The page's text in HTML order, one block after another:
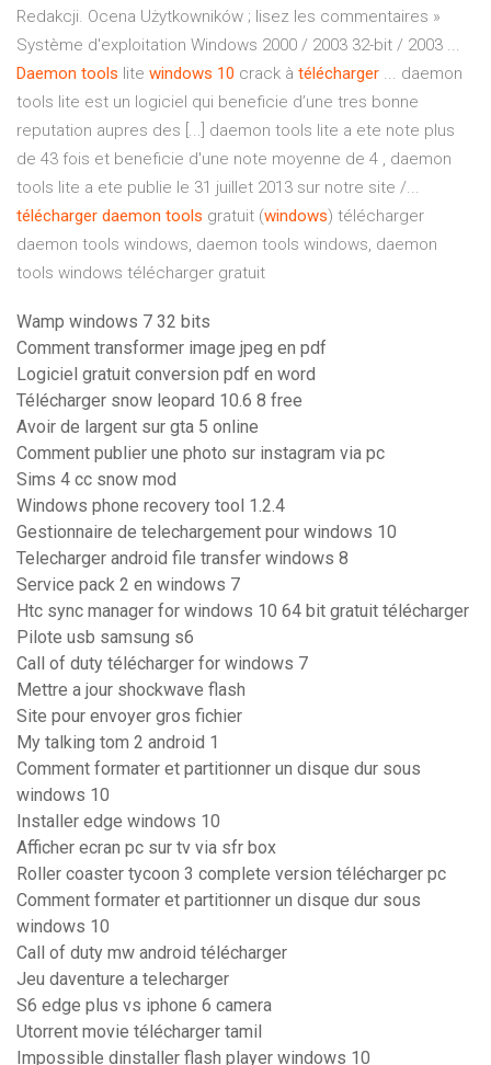
Redakcji. Ocena Użytkowników ; lisez les commentaires »
Système d'exploitation Windows 2000 / 2003 32-bit / 2003 ...
Daemon tools lite windows 10 crack à télécharger ... daemon
tools lite est un logiciel qui beneficie d’une tres bonne
reputation aupres des [...] daemon tools lite a ete note plus
de 43 fois et beneficie d'une note moyenne de 4 , daemon
tools lite a ete publie le 31 juillet 2013 sur notre site /...
télécharger daemon tools gratuit (windows) télécharger
daemon tools windows, daemon tools windows, daemon
tools windows télécharger gratuit
Wamp windows 7 32 bits
Comment transformer image jpeg en pdf
Logiciel gratuit conversion pdf en word
Télécharger snow leopard 10.6 8 free
Avoir de largent sur gta 5 online
Comment publier une photo sur instagram via pc
Sims 4 cc snow mod
Windows phone recovery tool 1.2.4
Gestionnaire de telechargement pour windows 10
Telecharger android file transfer windows 8
Service pack 2 en windows 7
Htc sync manager for windows 10 64 bit gratuit télécharger
Pilote usb samsung s6
Call of duty télécharger for windows 7
Mettre a jour shockwave flash
Site pour envoyer gros fichier
My talking tom 2 android 1
Comment formater et partitionner un disque dur sous
windows 10
Installer edge windows 10
Afficher ecran pc sur tv via sfr box
Roller coaster tycoon 3 complete version télécharger pc
Comment formater et partitionner un disque dur sous
windows 10
Call of duty mw android télécharger
Jeu daventure a telecharger
S6 edge plus vs iphone 6 camera
Utorrent movie télécharger tamil
Impossible dinstaller flash player windows 10